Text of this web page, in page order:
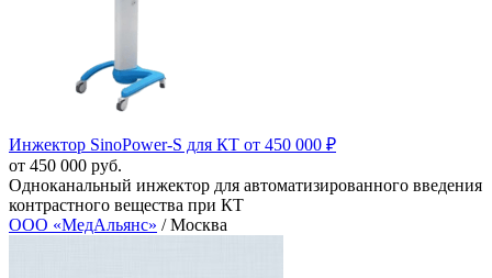
Инжектор SinoPower‑S для КТ от 450 000 ₽
от 450 000 руб.
Одноканальный инжектор для автоматизированного введения
контрастного вещества при КТ
ООО «МедАльянс» / Москва